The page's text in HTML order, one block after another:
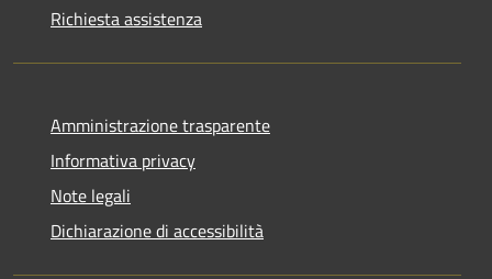
Richiesta assistenza
Amministrazione trasparente
Informativa privacy
Note legali
Dichiarazione di accessibilità